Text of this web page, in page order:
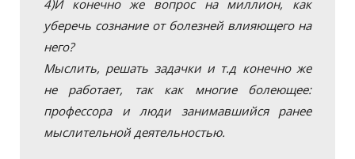
4)И конечно же вопрос на миллион, как
уберечь сознание от болезней влияющего на
него?
Мыслить, решать задачки и т.д конечно же
не работает, так как многие болеющее:
профессора и люди занимавшийся ранее
мыслительной деятельностью.